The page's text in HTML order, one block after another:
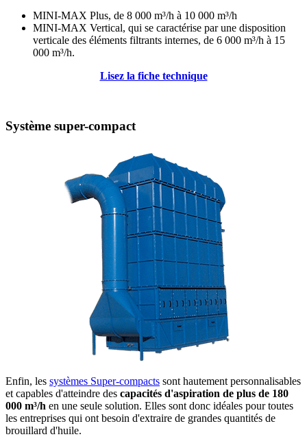
MINI-MAX Plus, de 8 000 m³/h à 10 000 m³/h
MINI-MAX Vertical, qui se caractérise par une disposition
verticale des éléments filtrants internes, de 6 000 m³/h à 15
000 m³/h.
Lisez la fiche technique
Système super-compact
Enfin, les systèmes Super-compacts sont hautement personnalisables
et capables d'atteindre des capacités d'aspiration de plus de 180
000 m³/h en une seule solution. Elles sont donc idéales pour toutes
les entreprises qui ont besoin d'extraire de grandes quantités de
brouillard d'huile.